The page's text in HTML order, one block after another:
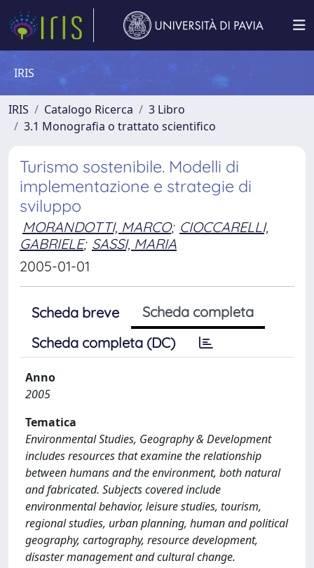
IRIS
IRIS Catalogo Ricerca
3 Libro
3.1 Monografia o trattato scientifico
Turismo sostenibile. Modelli di
implementazione e strategie di
sviluppo
MORANDOTTI, MARCO; CIOCCARELLI,
GABRIELE; SASSI, MARIA
2005-01-01
Scheda breve
Scheda completa
Scheda completa (DC)
Anno
2005
Tematica
Environmental Studies, Geography & Development
includes resources that examine the relationship
between humans and the environment, both natural
and fabricated. Subjects covered include
environmental behavior, leisure studies, tourism,
regional studies, urban planning, human and political
geography, cartography, resource development,
disaster management and cultural change.